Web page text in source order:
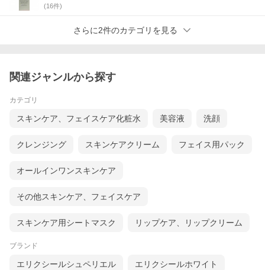
(16件)
さらに2件のカテゴリを見る
関連ジャンルから探す
カテゴリ
スキンケア、フェイスケア化粧水 美容液 洗顔
クレンジング スキンケアクリーム フェイス用パック
オールインワンスキンケア
その他スキンケア、フェイスケア
スキンケア用シートマスク リップケア、リップクリーム
ブランド
エリクシールシュペリエル エリクシールホワイト